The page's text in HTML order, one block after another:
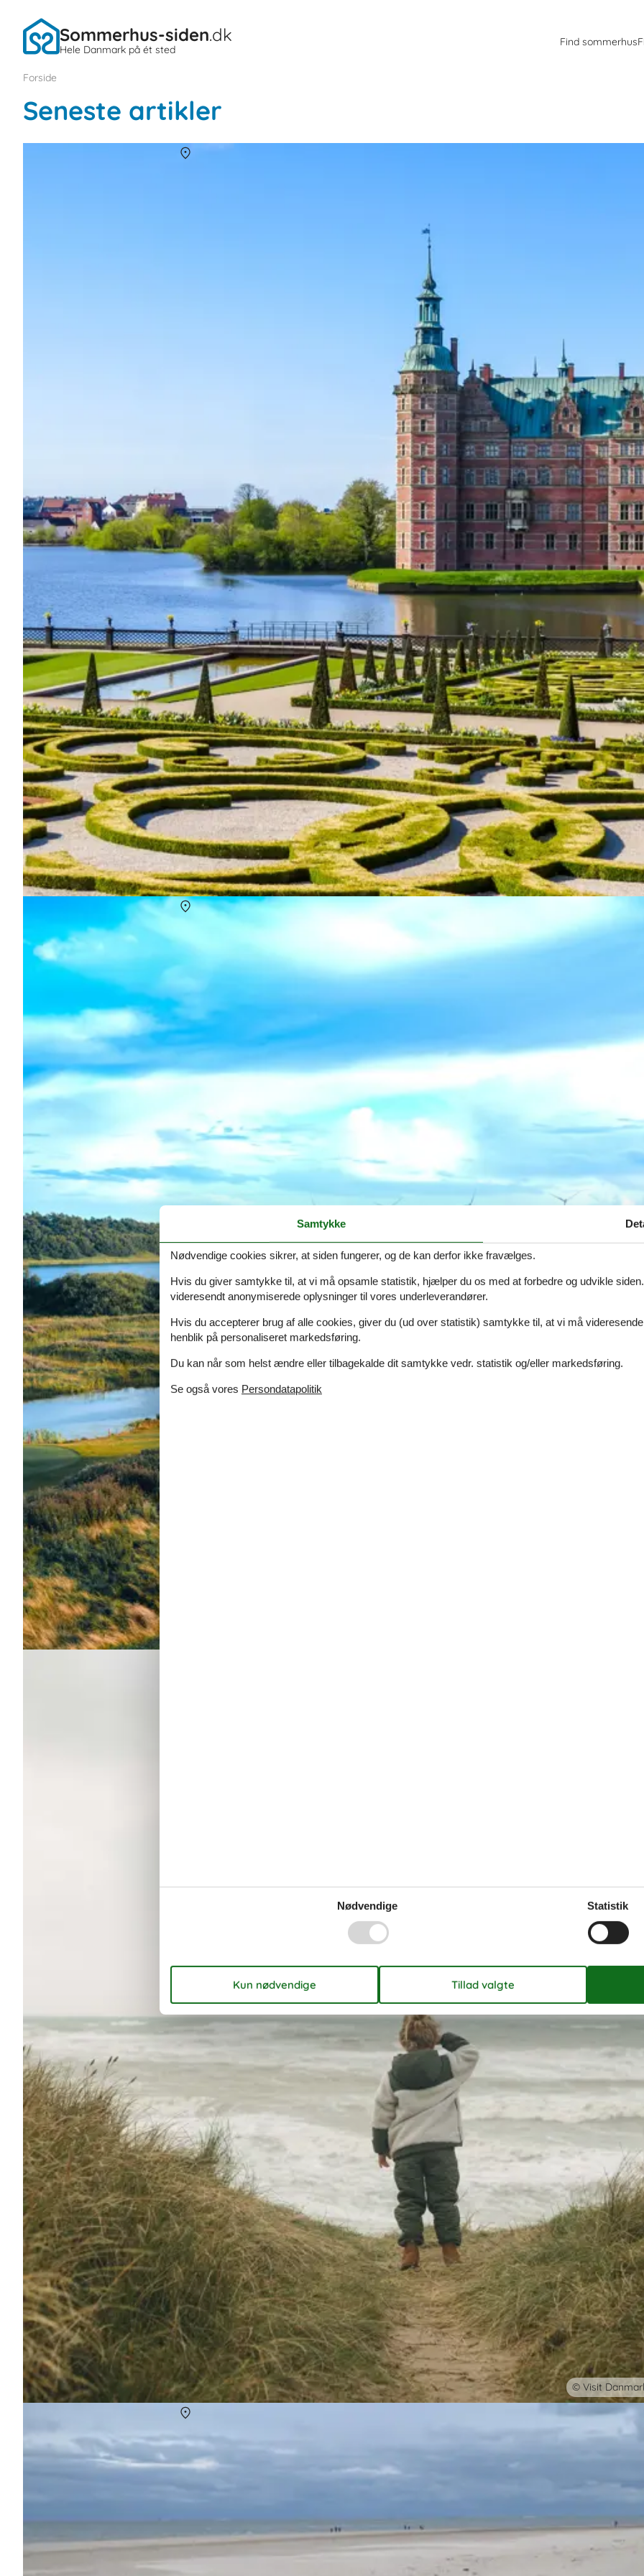
Sommerhus-siden.dk
Hele Danmark på ét sted
Find sommerhus
Forside
Seneste artikler
Historiske perler - oplev Danmarks slotte og herregårde
Himmerland - oplevelser for hele familien, par og naturelskere
Fra historie og natur til hyggelige byer og unikke attraktioner - Himmerland er en af Danmarks mest undervurderede
oplevelser og feriedestinationer til både par, familier og naturelskere.
OmHimmerland
© Visit
Fra Vesterhav til fjord - oplev Kyst-til-Kyst stien fra sommerhuset
Kyst-til-Kyst stien tager dig hele vejen fra Vesterhavet til Vejle Fjord. Med et sommerhus som base kan du opleve ruten i dit eget
gangen.
Samtykke
Nødvendige cookies sikrer, at siden fungerer, og de kan derfor ikke fravælges.
Hvis du giver samtykke til, at vi må opsamle statistik, hjælper du os med at forbedre og udvikle
videresendt anonymiserede oplysninger til vores underleverandører.
Hvis du accepterer brug af alle cookies, giver du (ud over statistik) samtykke til, at vi må
henblik på personaliseret markedsføring.
Du kan når som helst ændre eller tilbagekalde dit samtykke vedr. statistik og/eller markedsføring.
Se også vores Persondatapolitik
Nødvendige Statistik